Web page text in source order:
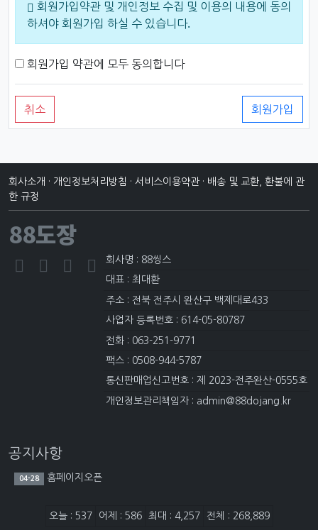
회원가입약관 및 개인정보 수집 및 이용의 내용에 동의
하셔야 회원가입 하실 수 있습니다.
회원가입 약관에 모두 동의합니다
취소 회원가입
회사소개 · 개인정보처리방침 · 서비스이용약관 · 배송 및 교환, 환불에 관
한 규정
88도장
회사명 : 88씽스
대표 : 최대환
주소 : 전북 전주시 완산구 백제대로433
사업자 등록번호 : 614-05-80787
전화 : 063-251-9771
팩스 : 0508-944-5787
통신판매업신고번호 : 제 2023-전주완산-0555호
개인정보관리책임자 : admin@88dojang.kr
공지사항
04-28 홈페이지오픈
접속자집계
오늘 : 537 어제 : 586 최대 : 4,257 전체 : 268,889